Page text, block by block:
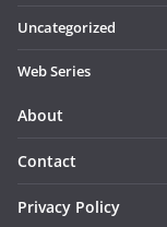
Uncategorized
Web Series
About
Contact
Privacy Policy